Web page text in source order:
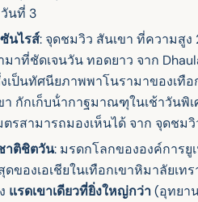
นที่ 3
นไรส์: จุดชมวิว สันเขา ที่ความสู
าที่ชัดเจนวัน ทอดยาว จาก
เป็นทัศนียภาพพาโนรามาของเทื
า กักเก็บน้ํากาฐมาณฑุในเช้าวันพิ
ตรสามารถมองเห็นได้ จาก จุดชม
าติชิตวัน: มรดกโลกขององค์การ
ของเอเชียในเทือกเขาหิมาลัยเท
แรดเขาเดียวที่ยิ่งใหญ่กว่า(อุทยา